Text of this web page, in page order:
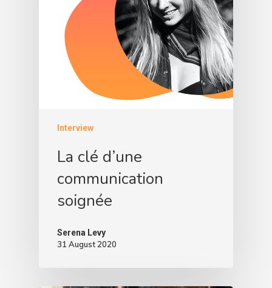
Interview
La clé d’une
communication
soignée
Serena Levy
31 August 2020